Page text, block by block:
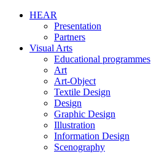
HEAR
Presentation
Partners
Visual Arts
Educational programmes
Art
Art-Object
Textile Design
Design
Graphic Design
Illustration
Information Design
Scenography